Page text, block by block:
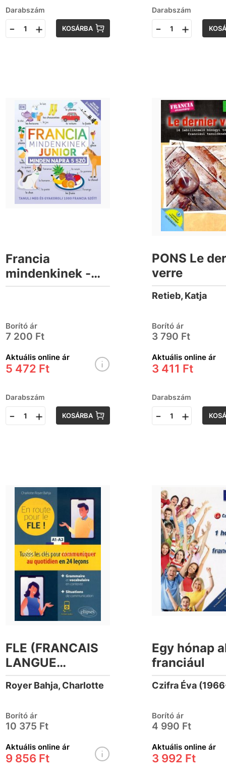
Darabszám
- + KOSÁRBA
Darabszám
- +
Francia
mindenkinek -
Junior
Borító ár
7 200 Ft
Aktuális online ár
5 472 Ft
Darabszám
- + KOSÁRBA
PONS Le
verre
Retieb, Katja
Borító ár
3 790 Ft
Aktuális online ár
3 411 Ft
Darabszám
- +
FLE (FRANCAIS
LANGUE
ETRANGERE). EN
ROUTE POUR LE
LES CLES POUR
AU QUOTIDIE
Royer Bahja, Charlotte
Borító ár
10 375 Ft
Aktuális online ár
9 856 Ft
Egy hónap
franciául
Czifra Éva
Borító ár
4 990 Ft
Aktuális online ár
3 992 Ft